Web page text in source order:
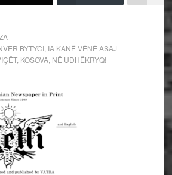
BYTYCI, IA KANË VËNË ASAJ
, KOSOVA, NË UDHËKRYQ!